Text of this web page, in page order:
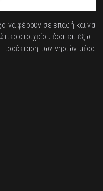
να φέρουν σε επαφή και να
στοιχείο μέσα και έξω
προέκταση των νησιών μέσα